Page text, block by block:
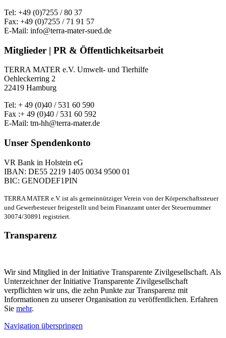
Tel: +49 (0)7255 / 80 37
Fax: +49 (0)7255 / 71 91 57
E-Mail: info@terra-mater-sued.de
Mitglieder | PR & Öffentlichkeitsarbeit
TERRA MATER e.V. Umwelt- und Tierhilfe
Oehleckerring 2
22419 Hamburg
Tel: + 49 (0)40 / 531 60 590
Fax :+ 49 (0)40 / 531 60 592
E-Mail: tm-hh@terra-mater.de
Unser Spendenkonto
VR Bank in Holstein eG
IBAN: DE55 2219 1405 0034 9500 01
BIC: GENODEF1PIN
TERRA MATER e.V. ist als gemeinnütziger Verein von der Körperschaftssteuer
und Gewerbesteuer freigestellt und beim Finanzamt unter der Steuernummer
30074/30891 registriert.
Transparenz
Wir sind Mitglied in der Initiative Transparente Zivilgesellschaft. Als
Unterzeichner der Initiative Transparente Zivilgesellschaft
verpflichten wir uns, die zehn Punkte zur Transparenz mit
Informationen zu unserer Organisation zu veröffentlichen. Erfahren
Sie mehr.
Navigation überspringen